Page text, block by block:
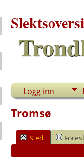
Logg inn
Tromsø
Sted